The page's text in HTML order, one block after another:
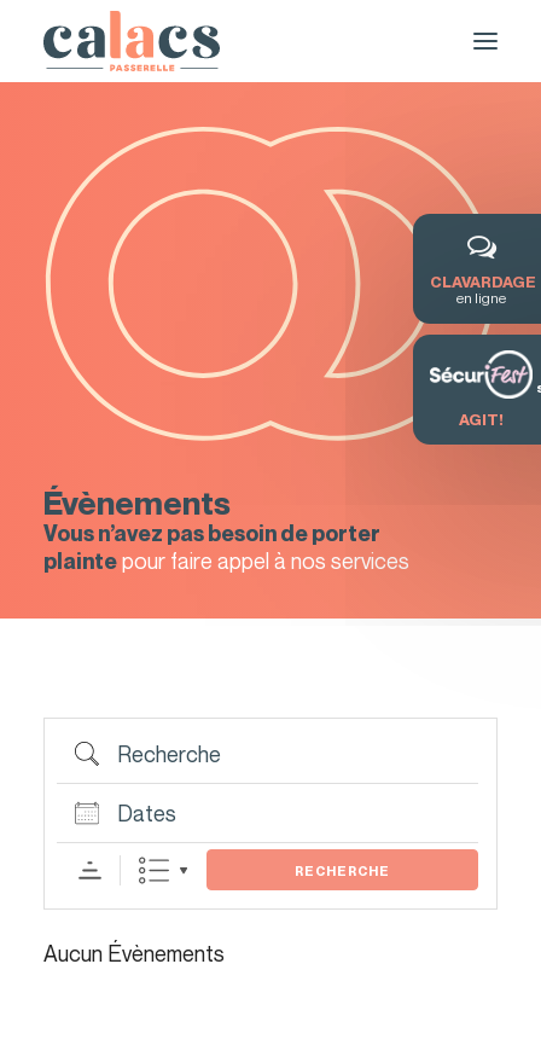
DEMANDE DE SERVICE / FORMATION
Évènements
Vous n’avez pas besoin de porter
plaintepour faire appel à nos services
Recherche
Dates
RECHERCHE
Aucun Évènements
CLAVARDAGE
en ligne
AGIT!